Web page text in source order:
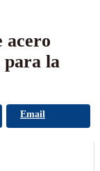
acero
para la
Email